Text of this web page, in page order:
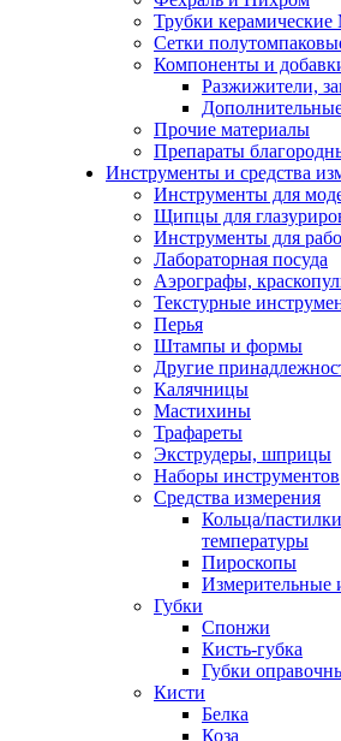
Трубки
Сетки
Компоненты и
Разжижители,
Прочие материалы
Препараты
Инструменты и средства
Инструменты для
Щипцы для
Инструменты для
Лабораторная посуда
Аэрографы,
Текстурные
Перья
Штампы и формы
Другие
Калячницы
Мастихины
Трафареты
Экструдеры, шприцы
Наборы инструментов
Средства измерения
Кольца/
температуры
Пироскопы
Измерительные
Губки
Спонжи
Кисть-губка
Губки
Кисти
Белка
Коза